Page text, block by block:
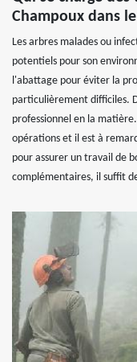
Champoux dans
Les arbres malades ou
potentiels pour son
l'abattage pour éviter la
particulièrement difficiles.
professionnel en la
opérations et il est à
pour assurer un travail de
complémentaires, il suffit